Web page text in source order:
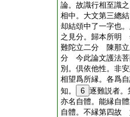
論。故識行相至識
相中。大文第三總
却結頌中了一字也
之見分。歸本所明
難陀立二分 陳那
分 今此論文護法菩
別。倶依他性。非
相望爲所縁。各爲
知。
6 逐難説者。
亦名自體。能縁自
自體。不縁第四故